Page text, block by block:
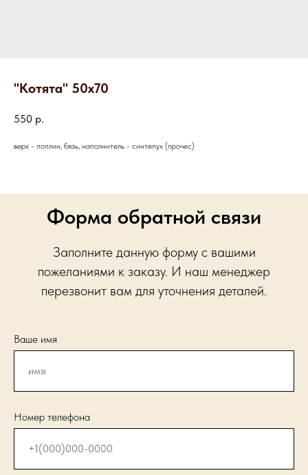
"Котята" 50х70
550 р.
верх - поплин, бязь, наполнитель - синтепух (прочес)
Форма обратной связи
Заполните данную форму с вашими
пожеланиями к заказу. И наш менеджер
перезвонит вам для уточнения деталей.
Ваше имя
Номер телефона